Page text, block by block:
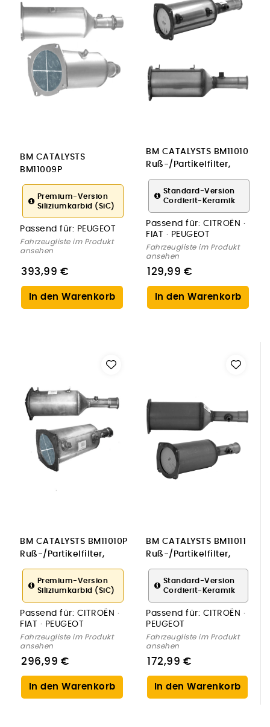
BM CATALYSTS
BM11009P
Ruß-/Partikelfilter,
Abgasanlage für
PEUGEOT
Premium-Version
Siliziumkarbid (SiC)
Passend für: PEUGEOT
Fahrzeugliste im Produkt
ansehen
393,99 €
In den Warenkorb
BM CATALYSTS BM11010
Ruß-/Partikelfilter,
Abgasanlage
Standard-Version
Cordierit-Keramik
Passend für: CITROËN ·
FIAT · PEUGEOT
Fahrzeugliste im Produkt
ansehen
129,99 €
In den Warenkorb
BM CATALYSTS BM11010P
Ruß-/Partikelfilter,
Abgasanlage
Premium-Version
Siliziumkarbid (SiC)
Passend für: CITROËN ·
FIAT · PEUGEOT
Fahrzeugliste im Produkt
ansehen
296,99 €
In den Warenkorb
BM CATALYSTS BM11011
Ruß-/Partikelfilter,
Abgasanlage
Standard-Version
Cordierit-Keramik
Passend für: CITROËN ·
PEUGEOT
Fahrzeugliste im Produkt
ansehen
172,99 €
In den Warenkorb